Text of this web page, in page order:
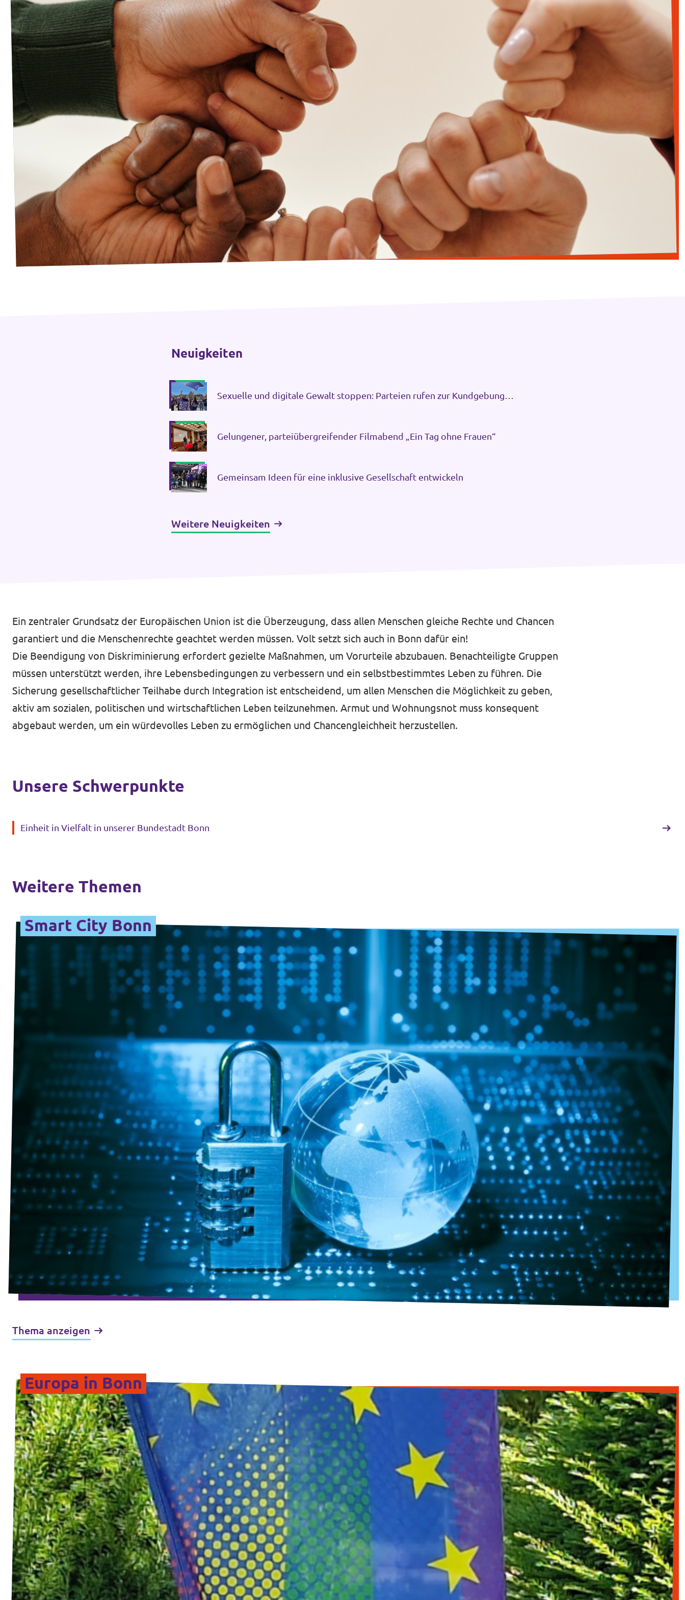
Volt Deutschland Merchandise Shop
Unsere Events
Kontakt zu Volt Bonn
Mach mit bei Volt Bonn
Deine Spende für Volt
Werde Mitglied von Volt
Volt Bonn Newsletter
Ein zentraler Grundsatz der Europäischen Union ist die Überzeugung, dass allen Menschen gleiche Rechte und Chancen
garantiert und die Menschenrechte geachtet werden müssen. Volt setzt sich auch in Bonn dafür ein!
Die Beendigung von Diskriminierung erfordert gezielte Maßnahmen, um Vorurteile abzubauen. Benachteiligte Gruppen
müssen unterstützt werden, ihre Lebensbedingungen zu verbessern und ein selbstbestimmtes Leben zu führen. Die
Sicherung gesellschaftlicher Teilhabe durch Integration ist entscheidend, um allen Menschen die Möglichkeit zu geben,
aktiv am sozialen, politischen und wirtschaftlichen Leben teilzunehmen. Armut und Wohnungsnot muss konsequent
abgebaut werden, um ein würdevolles Leben zu ermöglichen und Chancengleichheit herzustellen.
Neuigkeiten
Sexuelle und digitale Gewalt stoppen: Parteien rufen zur Kundgebung
Gelungener, parteiübergreifender Filmabend „Ein Tag ohne Frauen“
Gemeinsam Ideen für eine inklusive Gesellschaft entwickeln
Weitere Neuigkeiten
Unsere Schwerpunkte
Einheit in Vielfalt in unserer Bundestadt Bonn
Weitere Themen
Smart City Bonn
Thema anzeigen
Europa in Bonn